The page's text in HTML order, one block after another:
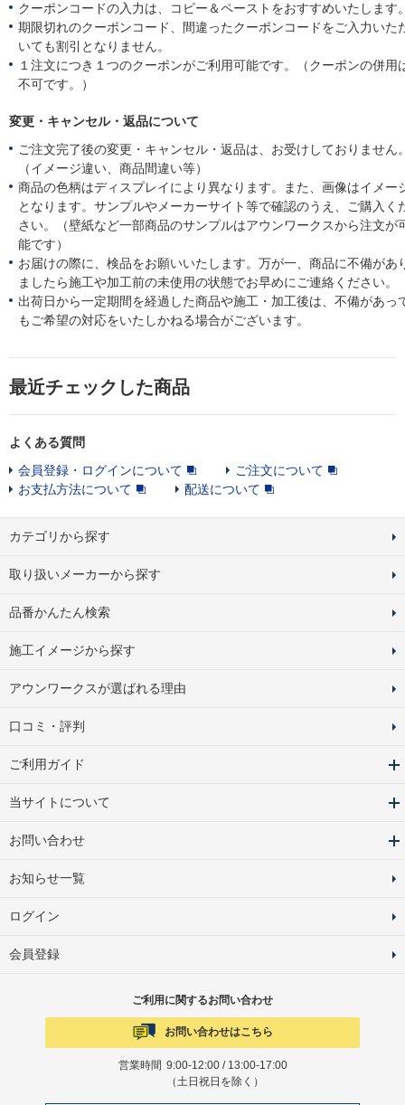
クーポンコードの入力は、コピー＆ペーストをおすすめいたします
期限切れのクーポンコード、間違ったクーポンコードをご入力いた
いても割引となりません。
１注文につき１つのクーポンがご利用可能です。（クーポンの併用
不可です。）
変更・キャンセル・返品について
ご注文完了後の変更・キャンセル・返品は、お受けしておりません
（イメージ違い、商品間違い等）
商品の色柄はディスプレイにより異なります。また、画像はイメー
となります。サンプルやメーカーサイト等で確認のうえ、ご購入く
さい。（壁紙など一部商品のサンプルはアウンワークスから注文が
能です）
お届けの際に、検品をお願いいたします。万が一、商品に不備があ
ましたら施工や加工前の未使用の状態でお早めにご連絡ください。
出荷日から一定期間を経過した商品や施工・加工後は、不備があっ
もご希望の対応をいたしかねる場合がございます。
最近チェックした商品
よくある質問
会員登録・ログインについて
ご注文について
お支払方法について
配送について
カテゴリから探す
取り扱いメーカーから探す
品番かんたん検索
施工イメージから探す
アウンワークスが選ばれる理由
口コミ・評判
ご利用ガイド
当サイトについて
お問い合わせ
お知らせ一覧
ログイン
会員登録
ご利用に関するお問い合わせ
お問い合わせはこちら
営業時間 9:00-12:00 / 13:00-17:00
（土日祝日を除く）